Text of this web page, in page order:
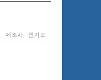
제조사 인기도